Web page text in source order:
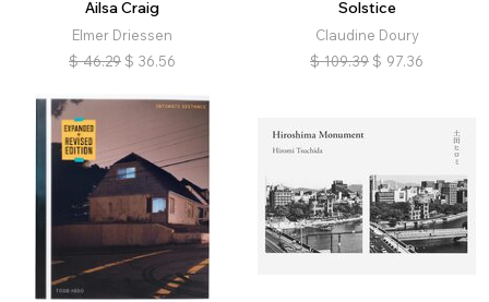
Ailsa Craig
Elmer Driessen
$ 46.29 $ 36.56
Solstice
Claudine Doury
$ 109.39 $ 97.36